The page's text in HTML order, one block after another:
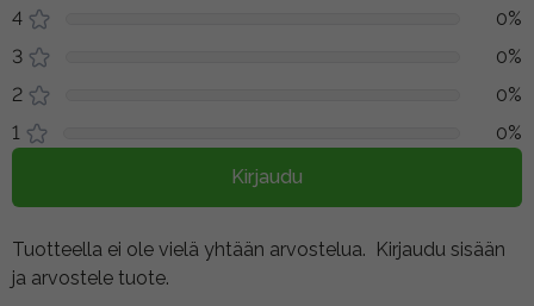
4
0%
3
0%
2
0%
1
0%
Kirjaudu
Tuotteella ei ole vielä yhtään arvostelua. Kirjaudu sisään
ja arvostele tuote.